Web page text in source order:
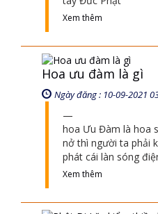
Phật Di Lặc kiểm
Ngày đăng : 15-09-2021
Ngài Di Lặc kiểm
cành hoa sen là
Xem thêm